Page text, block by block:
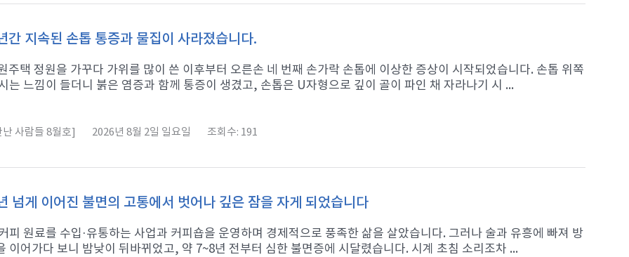
간 지속된 손톱 통증과 물집이 사라졌습니다.
주택 정원을 가꾸다 가위를 많이 쓴 이후부터 오른손 네 번째 손가락 손톱에 이상한 증상이 시작되었습니다. 손톱 위쪽
는 느낌이 들더니 붉은 염증과 함께 통증이 생겼고, 손톱은 U자형으로 깊이 골이 파인 채 자라나기 시 ...
사람들 8월호] 2026년 8월 2일 일요일 조회수: 191
넘게 이어진 불면의 고통에서 벗어나 깊은 잠을 자게 되었습니다
피 원료를 수입·유통하는 사업과 커피숍을 운영하며 경제적으로 풍족한 삶을 살았습니다. 그러나 술과 유흥에 빠져 방
이어가다 보니 밤낮이 뒤바뀌었고, 약 7~8년 전부터 심한 불면증에 시달렸습니다. 시계 초침 소리조차 ...